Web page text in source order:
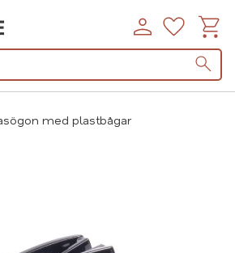
med plastbågar